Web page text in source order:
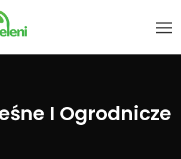
I Ogrodnicze